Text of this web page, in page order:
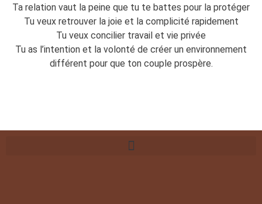
Ta relation vaut la peine que tu te battes pour la protéger
Tu veux retrouver la joie et la complicité rapidement
Tu veux concilier travail et vie privée
Tu as l’intention et la volonté de créer un environnement
différent pour que ton couple prospère.